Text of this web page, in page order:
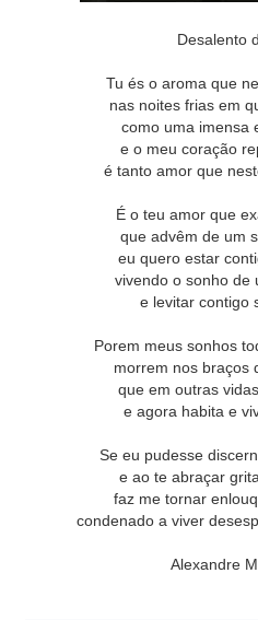
Desalento
Tu és o aroma que
nas noites frias em
como uma imensa
e o meu coração
é tanto amor que
É o teu amor que
que advêm de um
eu quero estar
vivendo o sonho de
e levitar contigo
Porem meus sonhos
morrem nos braços
que em outras
e agora habita e
Se eu pudesse
e ao te abraçar
faz me tornar
condenado a viver
Alexandre